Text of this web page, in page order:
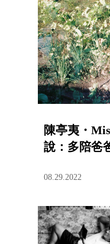
陳亭夷・
說：多陪爸
08.29.2022